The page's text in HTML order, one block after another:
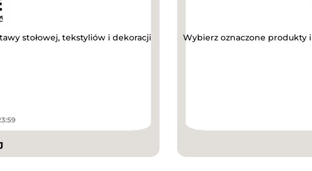
stołowej, tekstyliów i dekoracji
Wybierz oznaczone produkty i